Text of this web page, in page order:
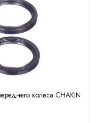
колеса CHAKIN